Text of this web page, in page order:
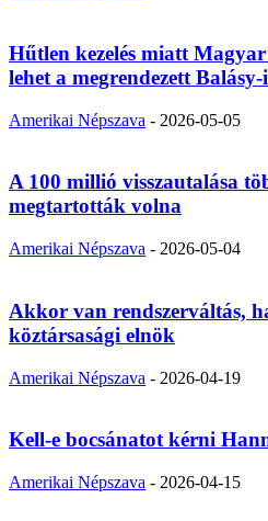
Hűtlen kezelés miatt
lehet a megrendezett
Amerikai Népszava - 2026-05-05
A 100 millió visszautalása
megtartották volna
Amerikai Népszava - 2026-05-04
Akkor van rendszerváltás,
köztársasági elnök
Amerikai Népszava - 2026-04-19
Kell-e bocsánatot kérni
Amerikai Népszava - 2026-04-15